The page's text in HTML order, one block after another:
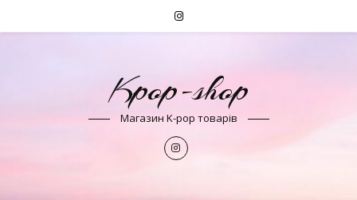
Kpop-shop
Магазин K-pop товарів